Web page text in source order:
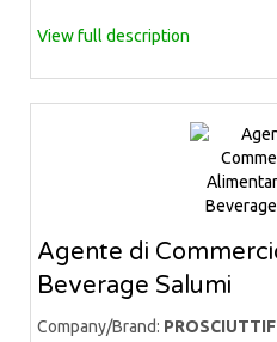
View full description
Agente di
Beverage Salumi
Company/Brand: